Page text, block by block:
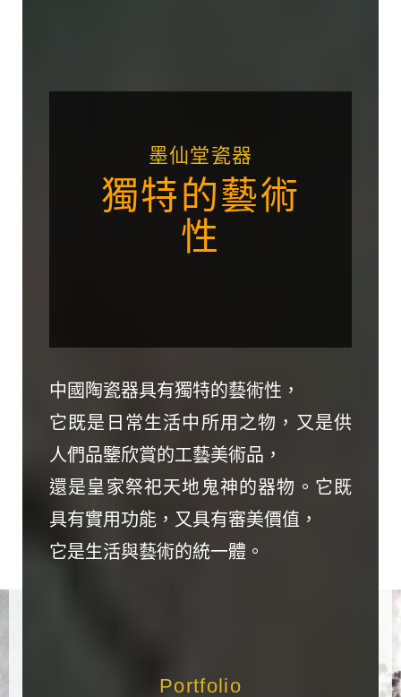
墨仙堂瓷器
獨特的藝術
性
中國陶瓷器具有獨特的藝術性，
它既是日常生活中所用之物，又是供
人們品鑒欣賞的工藝美術品，
還是皇家祭祀天地鬼神的器物。它既
具有實用功能，又具有審美價值，
它是生活與藝術的統一體。
Portfolio